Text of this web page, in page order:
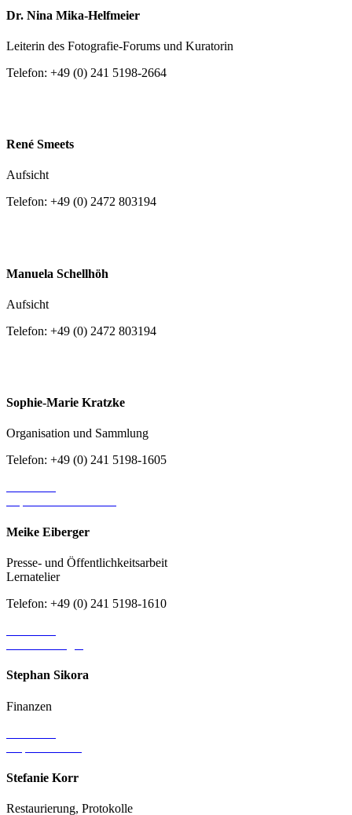
Dr. Nina Mika-Helfmeier
Leiterin des Fotografie-Forums und Kuratorin
Telefon: +49 (0) 241 5198-2664
René Smeets
Aufsicht
Telefon: +49 (0) 2472 803194
Manuela Schellhöh
Aufsicht
Telefon: +49 (0) 2472 803194
Sophie-Marie Kratzke
Organisation und Sammlung
Telefon: +49 (0) 241 5198-1605
Meike Eiberger
Presse- und Öffentlichkeitsarbeit
Lernatelier
Telefon: +49 (0) 241 5198-1610
Stephan Sikora
Finanzen
Stefanie Korr
Restaurierung, Protokolle